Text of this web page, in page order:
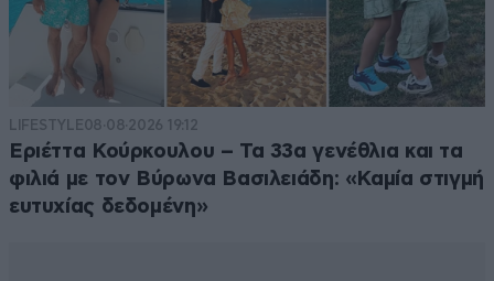
LIFESTYLE08·08·2026 19:12
Εριέττα Κούρκουλου – Τα 33α γενέθλια και τα
φιλιά με τον Βύρωνα Βασιλειάδη: «Καμία στιγμή
ευτυχίας δεδομένη»